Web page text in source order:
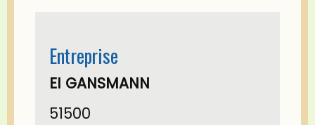
Entreprise
EI GANSMANN
51500